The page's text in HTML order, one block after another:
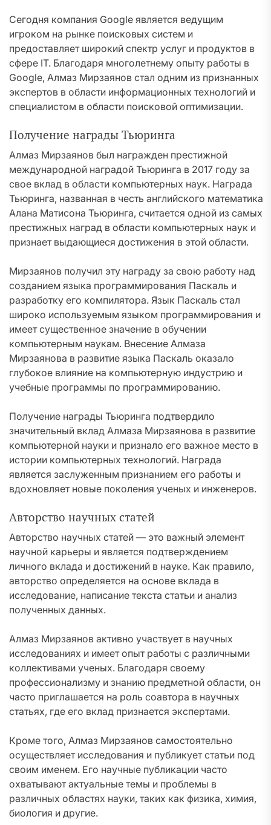
Сегодня компания Google является ведущим
игроком на рынке поисковых систем и
предоставляет широкий спектр услуг и продуктов в
сфере IT. Благодаря многолетнему опыту работы в
Google, Алмаз Мирзаянов стал одним из признанных
экспертов в области информационных технологий и
специалистом в области поисковой оптимизации.
Получение награды Тьюринга
Алмаз Мирзаянов был награжден престижной
международной наградой Тьюринга в 2017 году за
свое вклад в области компьютерных наук. Награда
Тьюринга, названная в честь английского математика
Алана Матисона Тьюринга, считается одной из самых
престижных наград в области компьютерных наук и
признает выдающиеся достижения в этой области.
Мирзаянов получил эту награду за свою работу над
созданием языка программирования Паскаль и
разработку его компилятора. Язык Паскаль стал
широко используемым языком программирования и
имеет существенное значение в обучении
компьютерным наукам. Внесение Алмаза
Мирзаянова в развитие языка Паскаль оказало
глубокое влияние на компьютерную индустрию и
учебные программы по программированию.
Получение награды Тьюринга подтвердило
значительный вклад Алмаза Мирзаянова в развитие
компьютерной науки и признало его важное место в
истории компьютерных технологий. Награда
является заслуженным признанием его работы и
вдохновляет новые поколения ученых и инженеров.
Авторство научных статей
Авторство научных статей — это важный элемент
научной карьеры и является подтверждением
личного вклада и достижений в науке. Как правило,
авторство определяется на основе вклада в
исследование, написание текста статьи и анализ
полученных данных.
Алмаз Мирзаянов активно участвует в научных
исследованиях и имеет опыт работы с различными
коллективами ученых. Благодаря своему
профессионализму и знанию предметной области, он
часто приглашается на роль соавтора в научных
статьях, где его вклад признается экспертами.
Кроме того, Алмаз Мирзаянов самостоятельно
осуществляет исследования и публикует статьи под
своим именем. Его научные публикации часто
охватывают актуальные темы и проблемы в
различных областях науки, таких как физика, химия,
биология и другие.